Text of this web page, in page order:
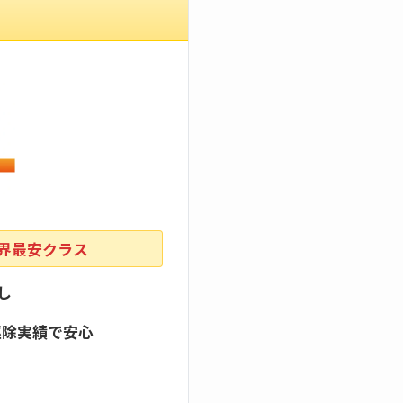
最安クラス
実績で安心